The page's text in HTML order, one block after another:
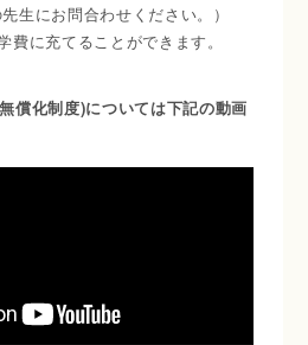
生にお問合わせください。）
に充てることができます。
償化制度)については下記の動画